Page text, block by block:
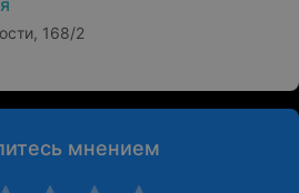
168/2
мнением